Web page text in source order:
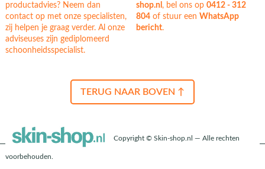
productadvies? Neem dan
contact op met onze specialisten,
zij helpen je graag verder. Al onze
adviseuses zijn gediplomeerd
schoonheidsspecialist.
shop.nl, bel ons op0412 - 312
804 of stuur eenWhatsApp
bericht.
TERUG NAAR BOVEN ↑
Copyright © Skin-shop.nl — Alle rechten
voorbehouden.